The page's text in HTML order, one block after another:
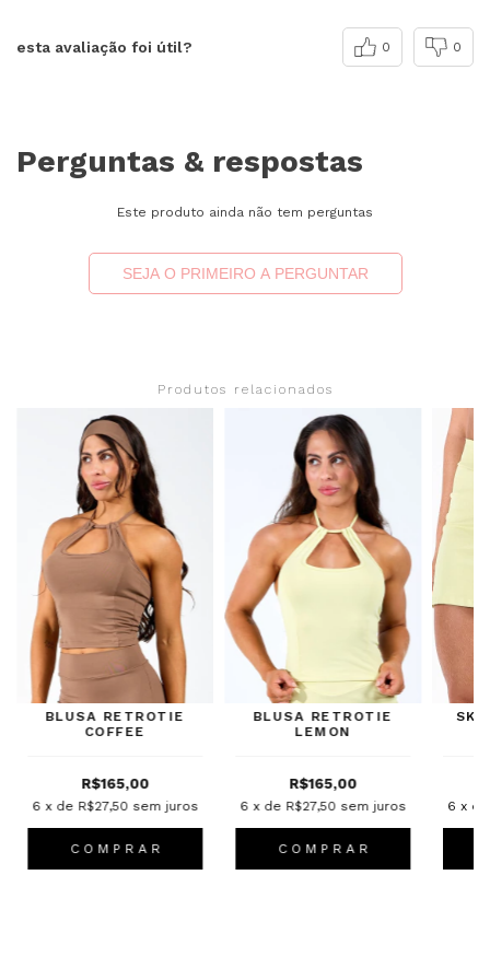
esta avaliação foi útil? 0 0
Perguntas & respostas
Este produto ainda não tem perguntas
SEJA O PRIMEIRO A PERGUNTAR
Produtos relacionados
BLUSA RETROTIE
COFFEE
R$165,00
6 x de R$27,50 sem juros
C O M P R A R
BLUSA RETROTIE
LEMON
R$165,00
6 x de R$27,50 sem juros
C O M P R A R
6 x